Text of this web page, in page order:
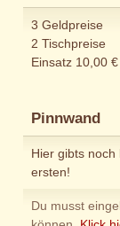
3 Geldpreise
2 Tischpreise
Einsatz 10,00 €
Pinnwand
Hier gibts
ersten!
Du musst